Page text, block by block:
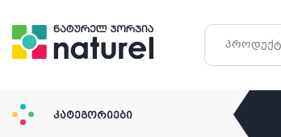
content
კატეგორიები